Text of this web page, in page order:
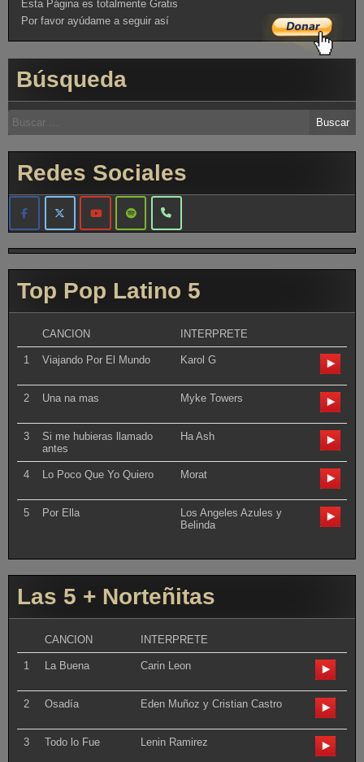
Esta Página es totalmente Gratis
Por favor ayúdame a seguir así
Búsqueda
Redes Sociales
Top Pop Latino 5
CANCION INTERPRETE
1 Viajando Por El Mundo Karol G
2 Una na mas Myke Towers
3
Si me hubieras llamado
antes
Ha Ash
4 Lo Poco Que Yo Quiero Morat
5 Por Ella
Los Angeles Azules y
Belinda
Las 5 + Norteñitas
CANCION INTERPRETE
1 La Buena Carin Leon
2 Osadía Eden Muñoz y Cristian Castro
3 Todo lo Fue Lenin Ramirez